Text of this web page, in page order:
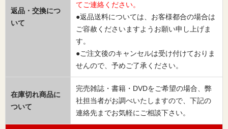
返品・交換につ
いて
てご連絡ください。
●返品送料については、お客様都合の場合は
ご容赦くださいますようお願い申し上げま
す。
●ご注文後のキャンセルは受け付けておりま
せんので、予めご了承ください。
在庫切れ商品に
ついて
完売雑誌・書籍・DVDをご希望の場合、弊
社担当者がお調べいたしますので、下記の
連絡先までお気軽にご相談下さい。